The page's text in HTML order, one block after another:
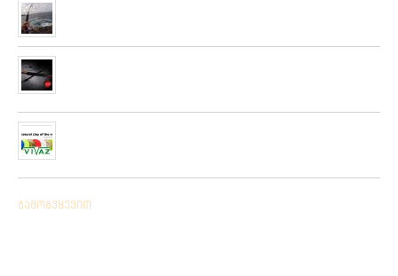
გამოგვყევით